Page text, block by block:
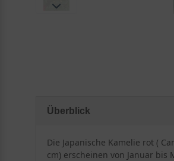
Überblick
Die Japanische Kamelie rot (
cm) erscheinen von Januar